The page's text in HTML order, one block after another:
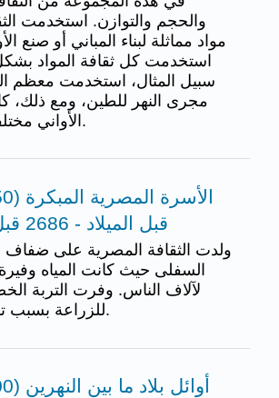
والحجم والتوازن. استخدمت
مواد مماثلة لبناء المباني أو صنع
استخدمت كل ثقافة المواد
سبيل المثال، استخدمت معظم
مجرى النهر للطين، ومع
الأواني مختلفين بشكل كبير.
قبل الميلاد - 2686 قبل الميلاد)
ولدت الثقافة المصرية على ضفاف
السفلى حيث كانت المياه
لآلاف الناس. وفرت التربة
للزراعة بسبب تسخير نهر النيل.